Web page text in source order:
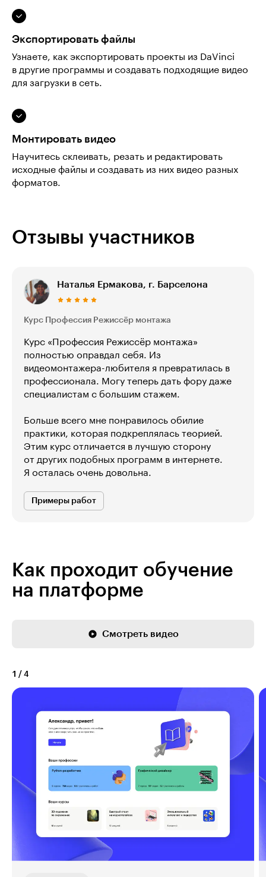
Экспортировать файлы
Узнаете, как экспортировать проекты из DaVinci
в другие программы и создавать подходящие видео
для загрузки в сеть.
Монтировать видео
Научитесь склеивать, резать и редактировать
исходные файлы и создавать из них видео разных
форматов.
Отзывы участников
Наталья Ермакова, г. Барселона
Курс Профессия Режиссёр монтажа
Курс «Профессия Режиссёр монтажа»
полностью оправдал себя. Из
видеомонтажера-любителя я превратилась в
профессионала. Могу теперь дать фору даже
специалистам с большим стажем.
Больше всего мне понравилось обилие
практики, которая подкреплялась теорией.
Этим курс отличается в лучшую сторону
от других подобных программ в интернете.
Я осталась очень довольна.
Примеры работ
Как проходит обучение
на платформе
Смотреть видео
1 / 4